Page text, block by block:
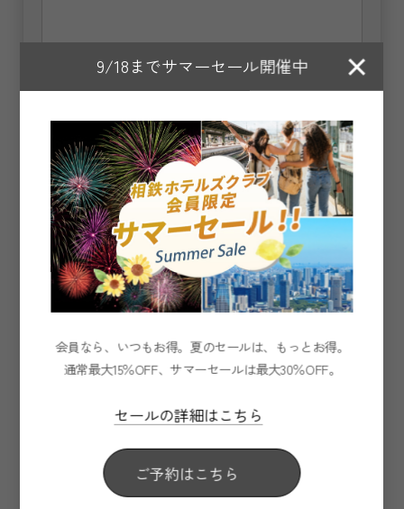
9/18までサマーセール開催中 ×
会員なら、いつもお得。夏のセールは、もっとお得。
通常最大15％OFF、サマーセールは最大30％OFF。
セールの詳細はこちら
ご予約はこちら